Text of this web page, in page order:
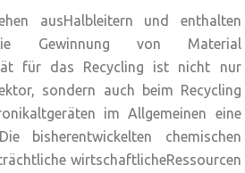
ausHalbleitern und enthalten
Die Gewinnung von Material
für das Recycling ist nicht nur
sondern auch beim Recycling
im Allgemeinen eine
bisherentwickelten chemischen
wirtschaftlicheRessourcen